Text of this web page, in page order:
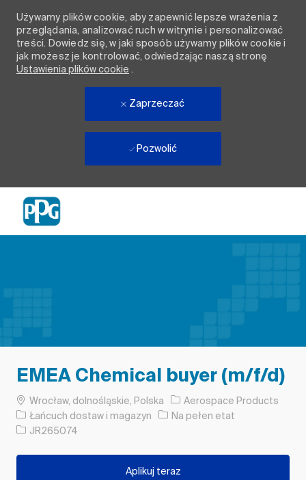
Używamy plików cookie, aby zapewnić lepsze wrażenia z
przeglądania, analizować ruch w witrynie i personalizować
treści. Dowiedz się, w jaki sposób używamy plików cookie i
jak możesz je kontrolować, odwiedzając naszą stronę
Ustawienia plików cookie .
Zaprzeczać
Pozwolić
EMEA Chemical buyer (m/f/d)
Lokalizacja
Wrocław, dolnośląskie, Polska
Aerospace Products
Kategoria
Łańcuch dostaw i magazyn Rodzaj pracy
Na pełen etat
Identyfikator zadania
JR265074
Aplikuj teraz